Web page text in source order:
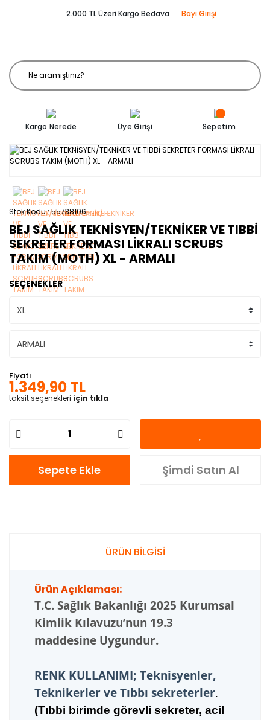
2.000 TL Üzeri Kargo Bedava Bayi Girişi
Kargo Nerede Üye Girişi Sepetim
Stok Kodu 55738106
BEJ SAĞLIK TEKNİSYEN/TEKNİKER VE TIBBİ
SEKRETER FORMASI LİKRALI SCRUBS
TAKIM (MOTH) XL - ARMALI
SEÇENEKLER
Fiyatı
1.349,90 TL
taksit seçenekleri için tıkla
Sepete Ekle Şimdi Satın Al
ÜRÜN BİLGİSİ
Ürün Açıklaması:
T.C. Sağlık Bakanlığı 2025 Kurumsal
Kimlik Kılavuzu’nun 19.3
maddesine Uygundur.
RENK KULLANIMI; Teknisyenler,
Teknikerler ve Tıbbı sekreterler.
(Tıbbi birimde görevli sekreter, acil